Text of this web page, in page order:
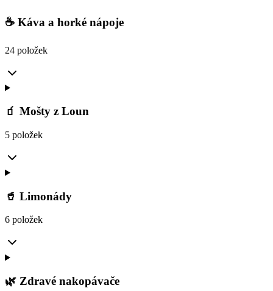
☕ Káva a horké nápoje
24 položek
🧃 Mošty z Loun
5 položek
🥤 Limonády
6 položek
🌿 Zdravé nakopávače